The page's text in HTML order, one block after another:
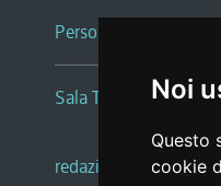
Noi
Questo
cookie
Persone e Uffici
Sala Tiziano Tessitori
redazione web |